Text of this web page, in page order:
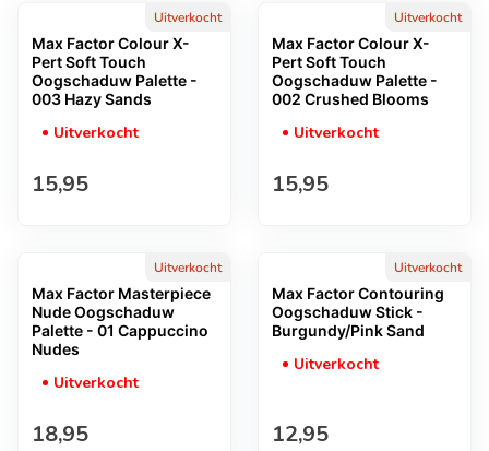
Uitverkocht
Max Factor Colour X-
Pert Soft Touch
Oogschaduw Palette -
003 Hazy Sands
Uitverkocht
Normale prijs
15,95
Uitverkocht
Max Factor Colour X-
Pert Soft Touch
Oogschaduw Palette -
002 Crushed Blooms
Uitverkocht
Normale prijs
15,95
Uitverkocht
Max Factor Masterpiece
Nude Oogschaduw
Palette - 01 Cappuccino
Nudes
Uitverkocht
Normale prijs
18,95
Uitverkocht
Max Factor Contouring
Oogschaduw Stick -
Burgundy/Pink Sand
Uitverkocht
Normale prijs
12,95